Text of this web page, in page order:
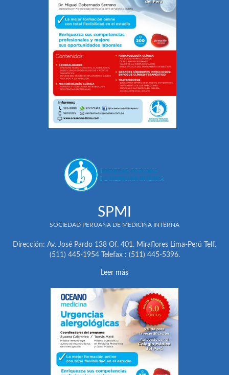
SPMI
SOCIEDAD PERUANA DE MEDICINA INTERNA
Dirección: Av. José Pardo 138 Of. 401. Miraflores Lima-Perú Telf.
(511) 445-1954 Telefax : (511) 445-5396.
Leer más